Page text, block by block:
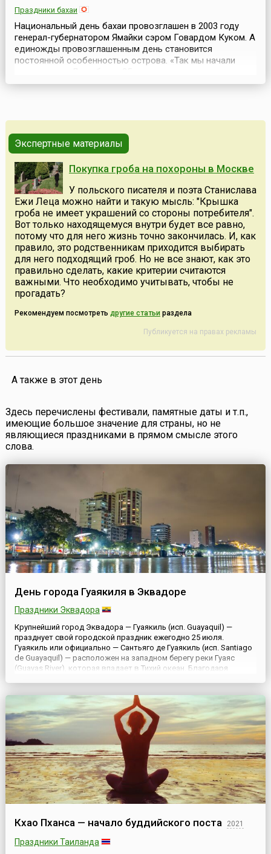
Праздники бахаи
Национальный день бахаи провозглашен в 2003 году
генерал-губернатором Ямайки сэром Говардом Куком. А
единожды провозглашенным день становится
постоянной особенностью острова. «Так мы начали
отметила Линда Роче, секретарь общины бахаи Ямайки.
рел...
Экспертные материалы
Покупка гроба на похороны в Москве
У польского писателя и поэта Станислава
Ежи Леца можно найти и такую мысль: "Крышка
гроба не имеет украшений со стороны потребителя".
Вот только находящемуся внутри будет все равно,
потому что для него жизнь точно закончилась. И, как
правило, это родственникам приходится выбирать
для него подходящий гроб. Но не все знают, как это
правильно сделать, какие критерии считаются
важными. Что необходимо учитывать, чтобы не
прогадать?
Рекомендуем посмотреть другие статьи раздела
Публикуется на правах рекламы
А также в этот день
Здесь перечислены фестивали, памятные даты и т.п.,
имеющие большое значение для страны, но не
являющиеся праздниками в прямом смысле этого
слова.
День города Гуаякиля в Эквадоре
Праздники Эквадора
Крупнейший город Эквадора — Гуаякиль (исп. Guayaquil) —
празднует свой городской праздник ежегодно 25 июля.
Гуаякиль или официально — Сантьяго де Гуаякиль (исп. Santiago
de Guayaquil) — расположен на западном берегу реки Гуаяс
(Guayas River), которая впадает в Тихий океан. Благодаря
также сказать...
Кхао Пханса — начало буддийского поста 2021
Праздники Таиланда